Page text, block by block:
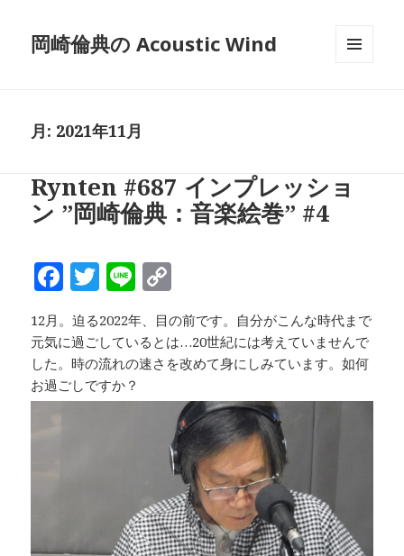
岡崎倫典の Acoustic Wind
月: 2021年11月
Rynten #687 インプレッショ
ン ”岡崎倫典：音楽絵巻” #4
F
a
c
e
b
T
it
te
r
Li
e
o
p
y
Li
n
k
12月。迫る2022年、目の前です。自分がこんな時代まで
元気に過ごしているとは…20世紀には考えていませんで
した。時の流れの速さを改めて身にしみています。如何
お過ごしですか？